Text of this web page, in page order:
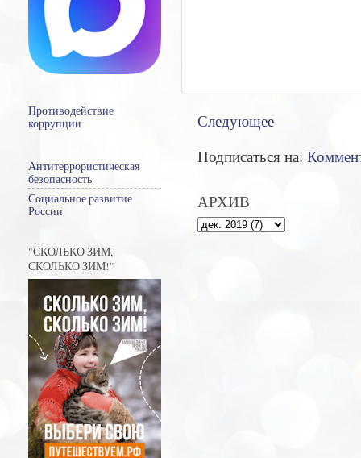
Следующее
Подписаться на:
АРХИВ
Противодействие
коррупции
Антитеррористическая
безопасность
Социальное развитие
России
"СКОЛЬКО ЗИМ,
СКОЛЬКО ЗИМ!"